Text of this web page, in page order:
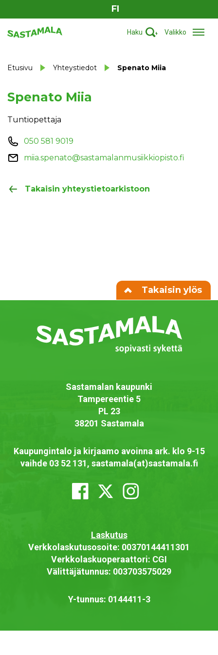
FI
Haku Valikko
Etusivu Yhteystiedot Spenato Miia
Spenato Miia
Tuntiopettaja
050 581 9019
miia.spenato@sastamalanmusiikkiopisto.fi
Takaisin yhteystietoarkistoon
Takaisin ylös
Sastamalan kaupunki
Tampereentie 5
PL 23
38201 Sastamala
Kaupungintalo ja kirjaamo avoinna ark. klo 9-15
vaihde 03 52 131, sastamala(at)sastamala.fi
Laskutus
Verkkolaskutusosoite: 00370144411301
Verkkolaskuoperaattori: CGI
Välittäjätunnus: 003703575029
Y-tunnus: 0144411-3